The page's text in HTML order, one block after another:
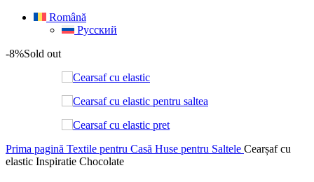
Română
Русский
-8%Sold out
Prima pagină Textile pentru Casă Huse pentru Saltele Cearșaf cu
elastic Inspiratie Chocolate